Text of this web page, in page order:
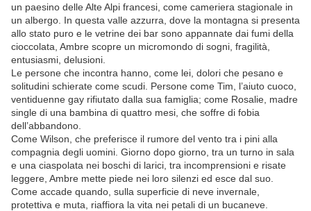
un paesino delle Alte Alpi francesi, come cameriera stagionale in
un albergo. In questa valle azzurra, dove la montagna si presenta
allo stato puro e le vetrine dei bar sono appannate dai fumi della
cioccolata, Ambre scopre un micromondo di sogni, fragilità,
entusiasmi, delusioni.
Le persone che incontra hanno, come lei, dolori che pesano e
solitudini schierate come scudi. Persone come Tim, l’aiuto cuoco,
ventiduenne gay rifiutato dalla sua famiglia; come Rosalie, madre
single di una bambina di quattro mesi, che soffre di fobia
dell’abbandono.
Come Wilson, che preferisce il rumore del vento tra i pini alla
compagnia degli uomini. Giorno dopo giorno, tra un turno in sala
e una ciaspolata nei boschi di larici, tra incomprensioni e risate
leggere, Ambre mette piede nei loro silenzi ed esce dal suo.
Come accade quando, sulla superficie di neve invernale,
protettiva e muta, riaffiora la vita nei petali di un bucaneve.